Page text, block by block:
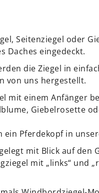
Seitenziegel oder
Daches eingedeckt.
die Ziegel in
von uns hergestellt.
mit einem Anfänger
Giebelrosette
ein Pferdekopf in
mit Blick auf
mit „links“ und